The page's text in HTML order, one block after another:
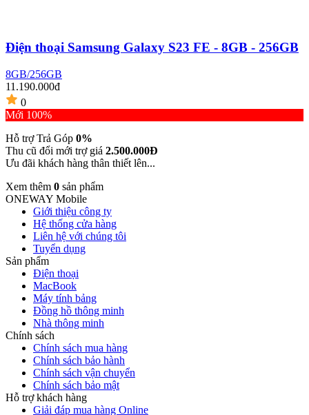
Điện thoại Samsung Galaxy S23 FE - 8GB - 256GB
8GB/256GB
11.190.000đ
0
Mới 100%
Hỗ trợ Trả Góp 0%
Thu cũ đổi mới trợ giá 2.500.000Đ
Ưu đãi khách hàng thân thiết lên...
Xem thêm 0 sản phẩm
ONEWAY Mobile
Giới thiệu công ty
Hệ thống cửa hàng
Liên hệ với chúng tôi
Tuyển dụng
Sản phẩm
Điện thoại
MacBook
Máy tính bảng
Đồng hồ thông minh
Nhà thông minh
Chính sách
Chính sách mua hàng
Chính sách bảo hành
Chính sách vận chuyển
Chính sách bảo mật
Hỗ trợ khách hàng
Giải đáp mua hàng Online